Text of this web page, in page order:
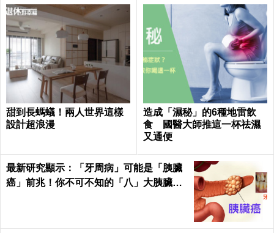
甜到長螞蟻！兩人世界這樣
設計超浪漫
造成「濕秘」的6種地雷飲
食 國醫大師推這一杯祛濕
又通便
最新研究顯示：「牙周病」可能是「胰臟
癌」前兆！你不可不知的「八」大胰臟癌